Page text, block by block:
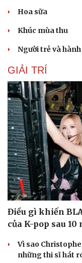
Hoa sữa
Khúc mùa thu
Người trẻ và
GIẢI TRÍ
Điều gì khiến
của K-pop sau 10
Vì sao
những thi sĩ hát